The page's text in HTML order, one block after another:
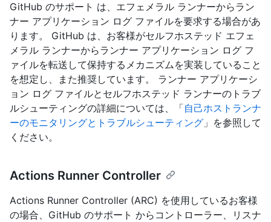
GitHub のサポート は、エフェメラル ランナーからラン
ナー アプリケーション ログ ファイルを要求する場合があ
ります。 GitHub は、お客様がセルフホステッド エフェ
メラル ランナーからランナー アプリケーション ログ フ
ァイルを転送して保持するメカニズムを実装していること
を想定し、また推奨しています。 ランナー アプリケーシ
ョン ログ ファイルとセルフホステッド ランナーのトラブ
ルシューティングの詳細については、「自己ホストランナ
ーのモニタリングとトラブルシューティング 」を参照して
ください。
Actions Runner Controller
Actions Runner Controller (ARC) を使用しているお客様
の場合、GitHub のサポート からコントローラー、リスナ